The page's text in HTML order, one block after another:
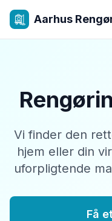
Aarhus
Vi finder den
hjem eller din
uforpligtende
Få